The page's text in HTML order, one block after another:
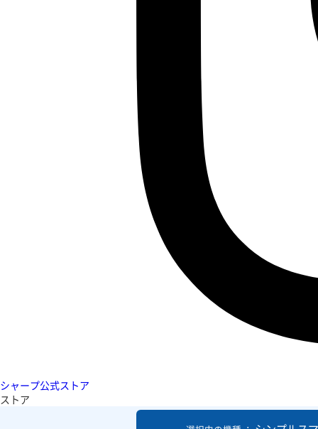
シャープ公式ストア
ストア